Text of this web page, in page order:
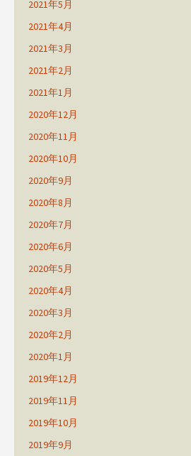
2021年5月
2021年4月
2021年3月
2021年2月
2021年1月
2020年12月
2020年11月
2020年10月
2020年9月
2020年8月
2020年7月
2020年6月
2020年5月
2020年4月
2020年3月
2020年2月
2020年1月
2019年12月
2019年11月
2019年10月
2019年9月